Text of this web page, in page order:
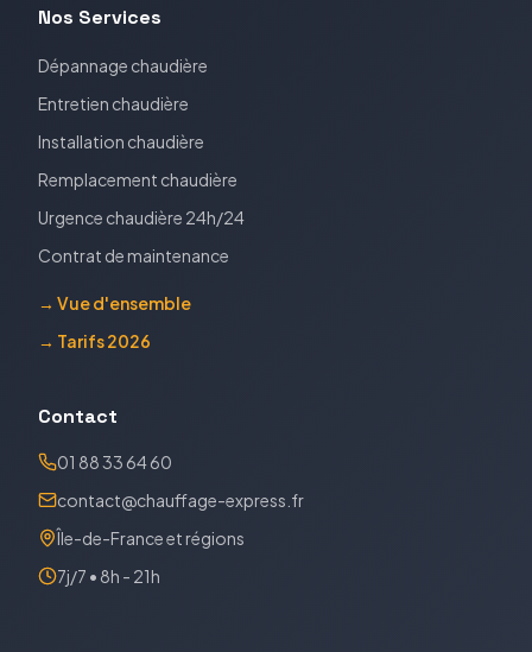
Nos Services
Dépannage chaudière
Entretien chaudière
Installation chaudière
Remplacement chaudière
Urgence chaudière 24h/24
Contrat de maintenance
→ Vue d'ensemble
→ Tarifs 2026
Contact
01 88 33 64 60
contact@chauffage-express.fr
Île-de-France et régions
7j/7 • 8h - 21h